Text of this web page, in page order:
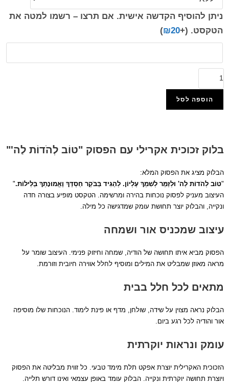
ניתן להוסיף הקדשה אישית. אם תרצו – רשמו למטה את
הטקסט. (+
₪20
)
הוספה לסל
בלוק זכוכית אקרילי עם הפסוק "טוֹב לְהֹדוֹת לַה'"
הבלוק מציג את הפסוק המלא:
"טוֹב לְהֹדוֹת לַה' וּלְזַמֵּר לְשִׁמְךָ עֶלְיוֹן. לְהַגִּיד בַּבֹּקֶר חַסְדֶּךָ וֶאֱמוּנָתְךָ בַּלֵּילוֹת."
העיצוב מעניק לפסוק נוכחות בהירה ומרשימה. הטקסט מופיע בצורה חדה
ונקייה, והבלוק יוצר תחושת עומק שמדגישה כל מילה.
עיצוב שמכניס אור ושמחה
הפסוק מביא איתו תחושה של הודיה, שמחה וחיזוק פנימי. העיצוב שומר על
מראה מאוזן שמבליט את המילים ומוסיף לחלל אווירה חיובית וזורמת.
מתאים לכל חלל בבית
הבלוק נראה מצוין על שידה, שולחן, מדף או פינת לימוד. הנוכחות שלו מוסיפה
אור והודיה לכל רגע ביום.
עומק ונראות יוקרתית
הזכוכית האקרילית יוצרת אפקט תלת מימד טבעי. כל זווית מבליטה את הפסוק
ויוצרת תחושה יוקרתית ונקייה. הבלוק עומד באופן עצמאי ואינו דורש תלייה.